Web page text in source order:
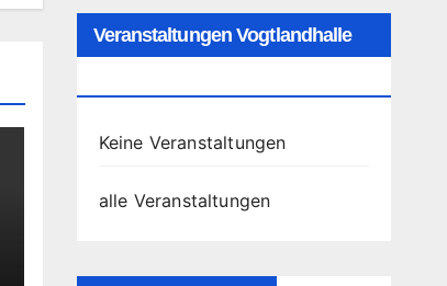
Veranstaltungen Vogtlandhalle
Keine Veranstaltungen
alle Veranstaltungen